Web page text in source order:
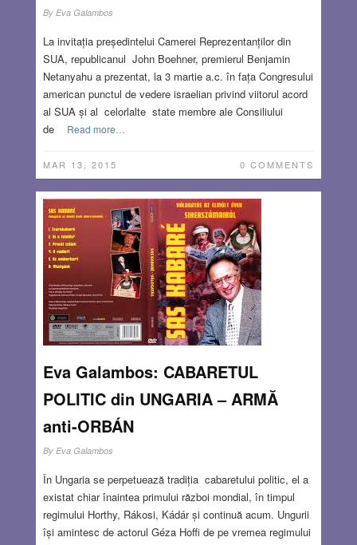
By Eva Galambos
La invitația președintelui Camerei Reprezentanților din
SUA, republicanul John Boehner, premierul Benjamin
Netanyahu a prezentat, la 3 martie a.c. în fața Congresului
american punctul de vedere israelian privind viitorul acord
al SUA și al celorlalte state membre ale Consiliului
de
Read more…
MAR 13, 2015 0 COMMENTS
Eva Galambos: CABARETUL
POLITIC din UNGARIA – ARMĂ
anti-ORBÁN
By Eva Galambos
În Ungaria se perpetuează tradiția cabaretului politic, el a
existat chiar înaintea primului război mondial, în timpul
regimului Horthy, Rákosi, Kádár și continuă acum. Ungurii
își amintesc de actorul Géza Hoffi de pe vremea regimului